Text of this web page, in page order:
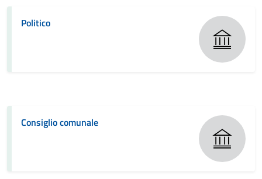
Politico
Consiglio comunale